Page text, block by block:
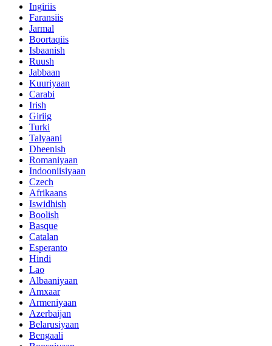
Ingiriis
Faransiis
Jarmal
Boortaqiis
Isbaanish
Ruush
Jabbaan
Kuuriyaan
Carabi
Irish
Giriig
Turki
Talyaani
Dheenish
Romaniyaan
Indooniisiyaan
Czech
Afrikaans
Iswidhish
Boolish
Basque
Catalan
Esperanto
Hindi
Lao
Albaaniyaan
Amxaar
Armeniyaan
Azerbaijan
Belarusiyaan
Bengaali